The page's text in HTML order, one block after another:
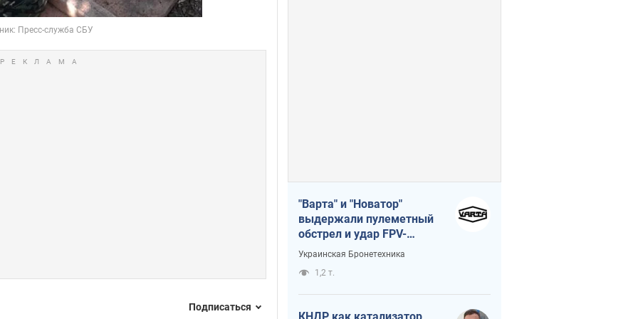
Подписаться
"Варта" и "Новатор"
выдержали пулеметный
обстрел и удар FPV-
дрона, сохранив жизнь
Украинская Бронетехника
1,2 т.